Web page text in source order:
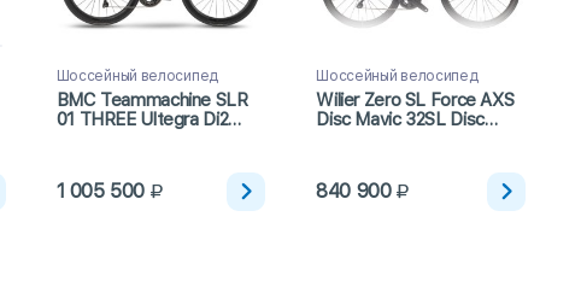
Шоссейный велосипед
BMC Teammachine SLR
01 THREE Ultegra Di2
1 005 500
Шоссейный велосипед
Wilier Zero SL Force AXS
Disc Mavic 32SL Disc
840 900